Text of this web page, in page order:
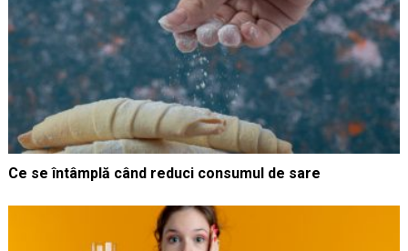
Ce se întâmplă când reduci consumul de sare